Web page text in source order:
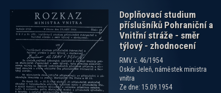
Doplňovací studium
příslušníků Pohraniční a
Vnitřní stráže - směr
týlový - zhodnocení
RMV č. 46/1954
Oskár Jeleň, náměstek ministra
vnitra
Ze dne: 15.09.1954
zobrazit PDF dokument